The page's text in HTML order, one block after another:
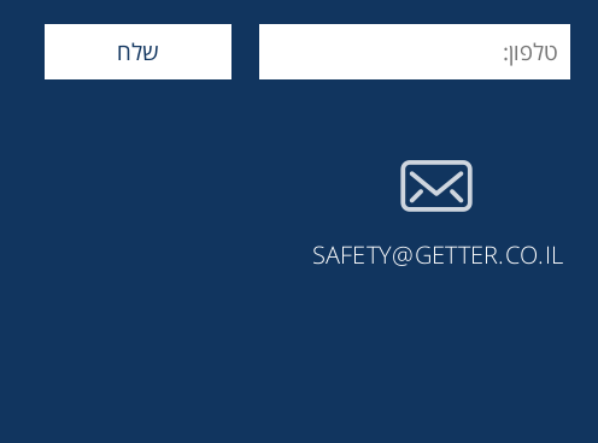
SAFETY@GETTER.CO.IL